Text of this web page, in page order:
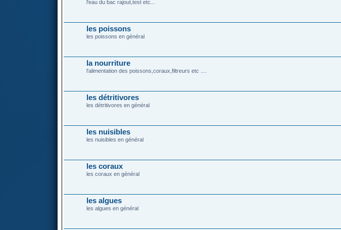
l'eau du bac rajout,test etc...
les poissons
les poissons en général
la nourriture
l'alimentation des poissons,coraux,filtreurs etc ....
les détritivores
les détritivores en général
les nuisibles
les nuisibles en général
les coraux
les coraux en général
les algues
les algues en général